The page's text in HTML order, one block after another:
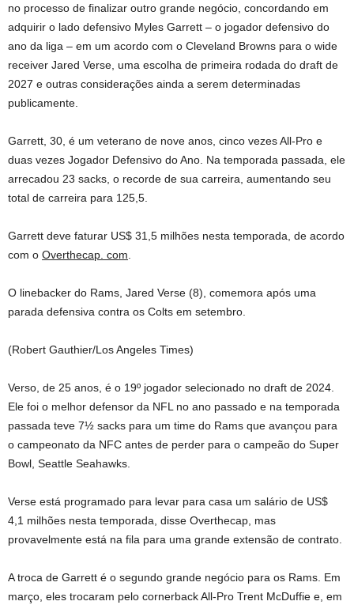
no processo de finalizar outro grande negócio, concordando em
adquirir o lado defensivo Myles Garrett – o jogador defensivo do
ano da liga – em um acordo com o Cleveland Browns para o wide
receiver Jared Verse, uma escolha de primeira rodada do draft de
2027 e outras considerações ainda a serem determinadas
publicamente.
Garrett, 30, é um veterano de nove anos, cinco vezes All-Pro e
duas vezes Jogador Defensivo do Ano. Na temporada passada, ele
arrecadou 23 sacks, o recorde de sua carreira, aumentando seu
total de carreira para 125,5.
Garrett deve faturar US$ 31,5 milhões nesta temporada, de acordo
com o Overthecap. com
O linebacker do Rams, Jared Verse (8), comemora após uma
parada defensiva contra os Colts em setembro.
(Robert Gauthier/Los Angeles Times)
Verso, de 25 anos, é o 19º jogador selecionado no draft de 2024.
Ele foi o melhor defensor da NFL no ano passado e na temporada
passada teve 7½ sacks para um time do Rams que avançou para
o campeonato da NFC antes de perder para o campeão do Super
Bowl, Seattle Seahawks.
Verse está programado para levar para casa um salário de US$
4,1 milhões nesta temporada, disse Overthecap, mas
provavelmente está na fila para uma grande extensão de contrato.
A troca de Garrett é o segundo grande negócio para os Rams. Em
março, eles trocaram pelo cornerback All-Pro Trent McDuffie e, em